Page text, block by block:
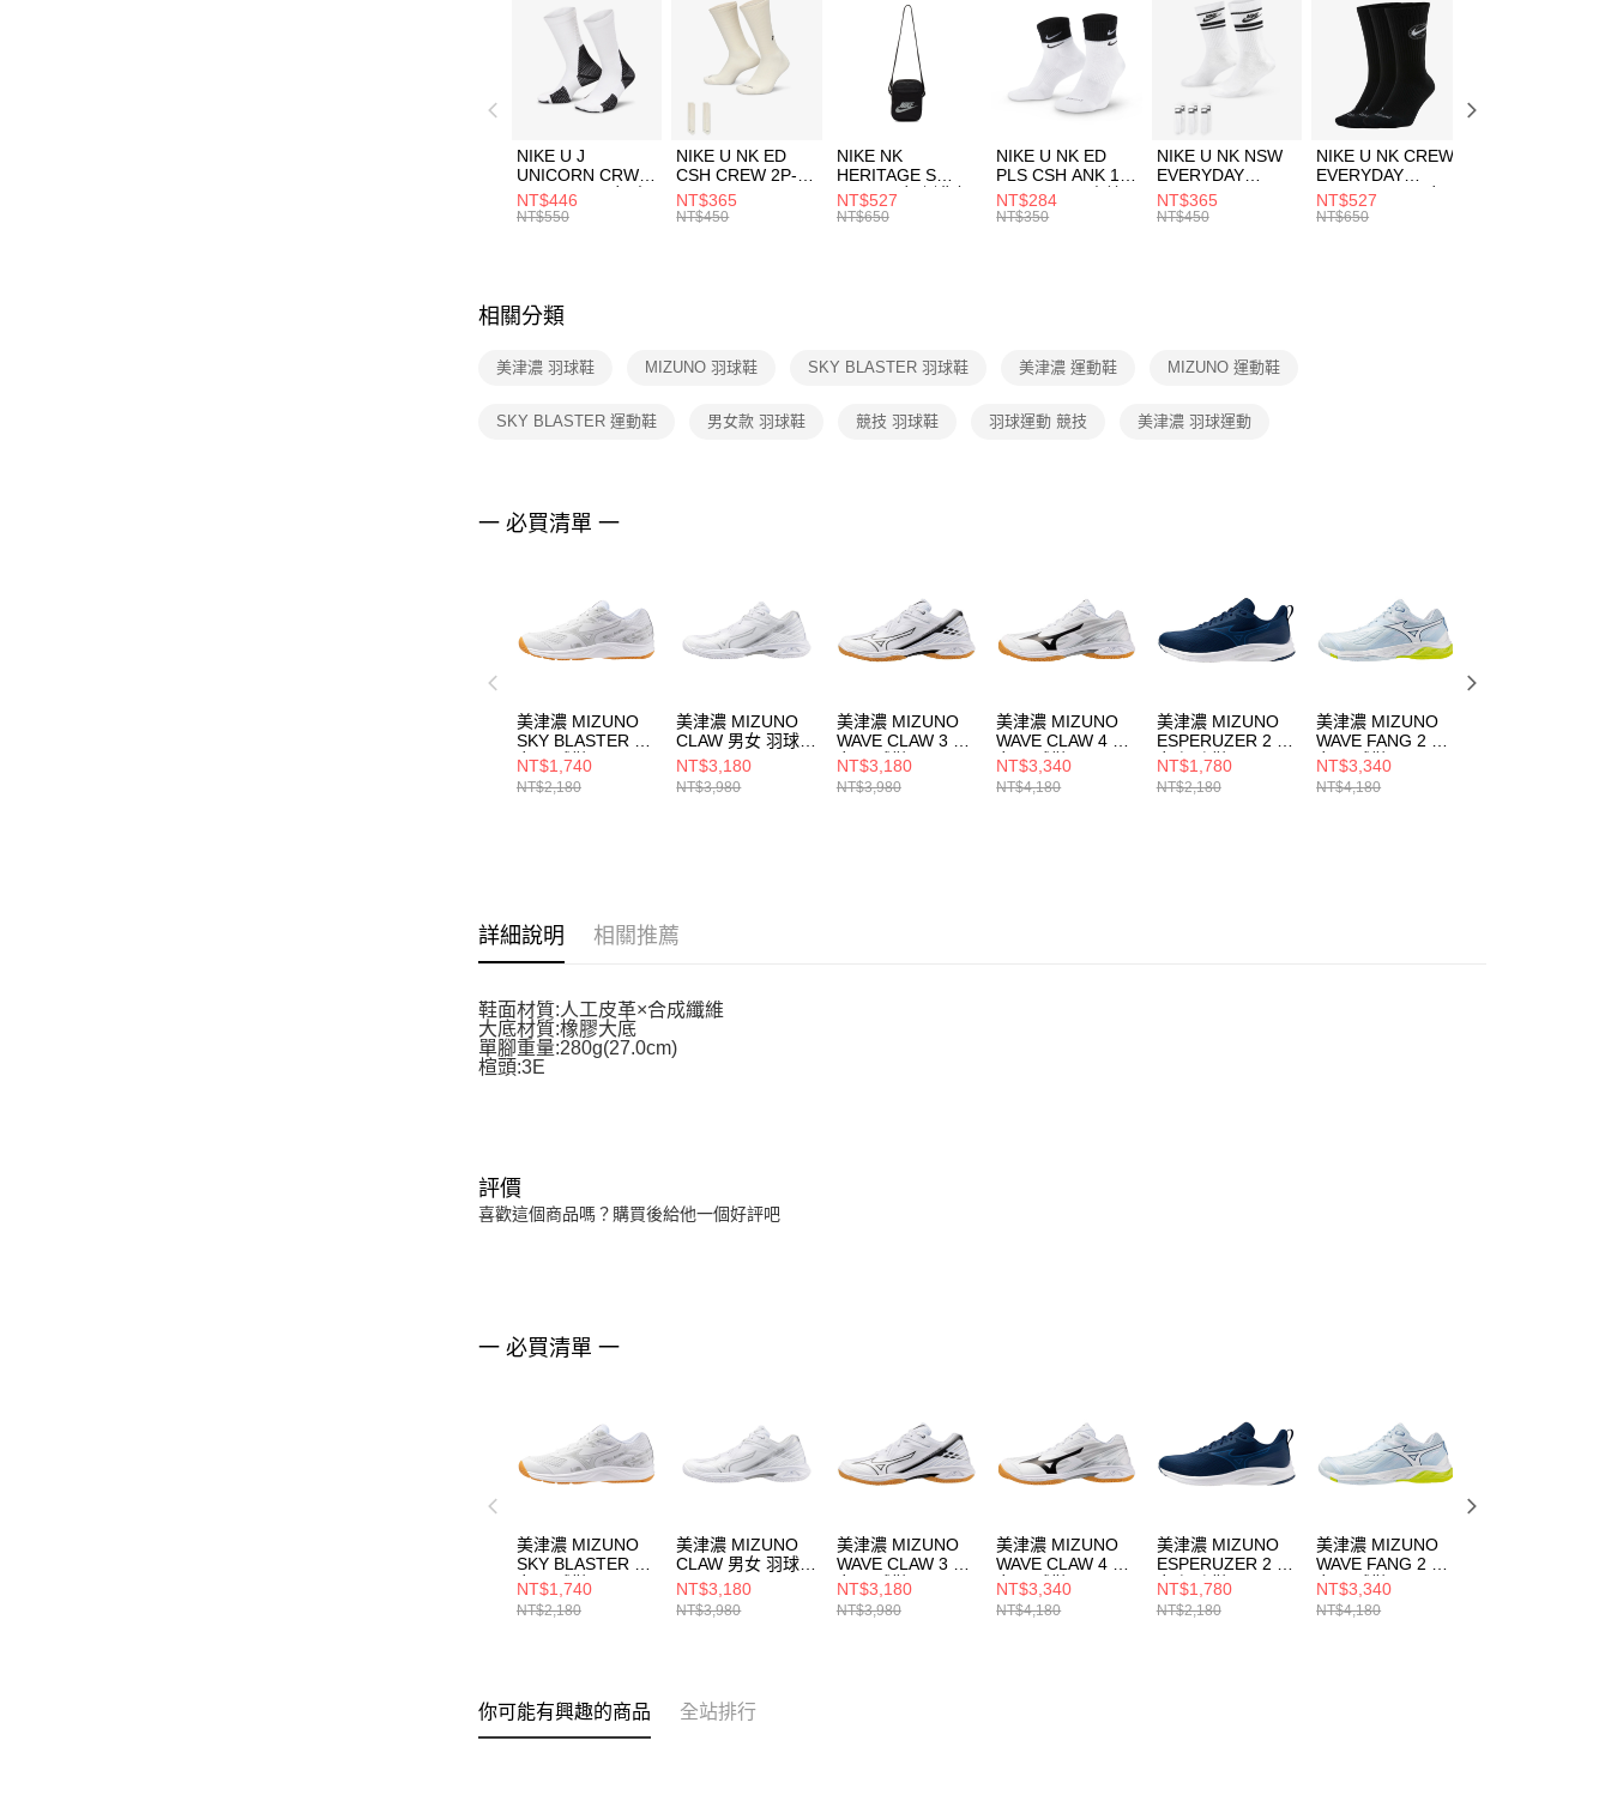
３．安心：先確認商品／服務後，再付款。
【「AFTEE先享後付」結帳流程】
１．於結帳方式選擇「AFTEE先享後付」後，將跳轉至「AFTEE先享後
付」結帳頁面，進行簡訊認證並確認金額後，即可完成結帳。
２．訂單成立數日內，您將收到繳費通知簡訊。
３．收到繳費通知簡訊後14天內，點擊此簡訊中的連結，可透過四大超商
／ATM／網路銀行／等多元方式進行付款，方視為交易完成。
※ 請注意：結帳手續完成當下不需立刻繳費，但若您需要取消訂單，請聯
絡購買商品的店家。未經商家同意取消之訂單仍視為有效，需透過AFTEE
先享後付繳納相關費用。
１．透過由恩沛科技股份有限公司提供之「AFTEE先享後付」服務完成之
交易，需依本服務之必要範圍內提供個人資料，並將交易相關給付款項請
２．關於個人資料處理事宜，請瀏覽以下網址：
形，恩沛科技股份有限公司將有權停止該用戶之使用額度並採取法律行
動。
每筆NT$100，滿NT$1,500(含以上)免運費
每筆NT$100，滿NT$1,500(含以上)免運費
NIKE U J
UNICORN CRW
1PR -160 男女 中
統襪 FZ3393100
NT$446
NT$550
NIKE U NK ED
CSH CREW 2P-
144 EMBRDY 男
女 短統襪
NT$365
NT$450
NIKE NK
HERITAGE S
SMIT 男女 側背包
BA5871010
NT$527
NT$650
NIKE U NK ED
PLS CSH ANK 1P
144 DBL 男 中統
襪 DH4058104
NT$284
NT$350
NIKE U NK NSW
EVERYDAY
ESSENTIAL CR
男女 短統襪
NT$365
NT$450
NIKE U NK CREW
EVERYDAY
BBALL 3PR 男女
長統襪
NT$527
NT$650
相關分類
美津濃 羽球鞋 MIZUNO 羽球鞋 SKY BLASTER 羽球鞋 美津濃 運動鞋 MIZUNO 運動鞋
SKY BLASTER 運動鞋 男女款 羽球鞋 競技 羽球鞋 羽球運動 競技 美津濃 羽球運動
一 必買清單 一
美津濃 MIZUNO
SKY BLASTER 男
女 羽球鞋
71GA253310
NT$1,740
NT$2,180
美津濃 MIZUNO
CLAW 男女 羽球鞋
71GA244330
NT$3,180
NT$3,980
美津濃 MIZUNO
WAVE CLAW 3 男
女 羽球鞋
71GA244328
NT$3,180
NT$3,980
美津濃 MIZUNO
WAVE CLAW 4 男
女 羽球鞋
71GA264307
NT$3,340
NT$4,180
美津濃 MIZUNO
ESPERUZER 2 男
女 慢跑鞋
K1GA244451
NT$1,780
NT$2,180
美津濃 MIZUNO
WAVE FANG 2 男
女 羽球鞋
71GA231352
NT$3,340
NT$4,180
詳細說明 相關推薦
鞋面材質:人工皮革×合成纖維
大底材質:橡膠大底
單腳重量:280g(27.0cm)
楦頭:3E
評價
喜歡這個商品嗎？購買後給他一個好評吧
一 必買清單 一
美津濃 MIZUNO
SKY BLASTER 男
女 羽球鞋
71GA253310
NT$1,740
NT$2,180
美津濃 MIZUNO
CLAW 男女 羽球鞋
71GA244330
NT$3,180
NT$3,980
美津濃 MIZUNO
WAVE CLAW 3 男
女 羽球鞋
71GA244328
NT$3,180
NT$3,980
美津濃 MIZUNO
WAVE CLAW 4 男
女 羽球鞋
71GA264307
NT$3,340
NT$4,180
美津濃 MIZUNO
ESPERUZER 2 男
女 慢跑鞋
K1GA244451
NT$1,780
NT$2,180
美津濃 MIZUNO
WAVE FANG 2 男
女 羽球鞋
71GA231352
NT$3,340
NT$4,180
你可能有興趣的商品 全站排行